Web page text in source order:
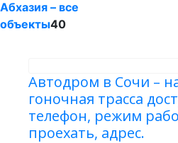
Абхазия – все
объекты40
Автодром в Сочи –
гоночная трасса
телефон, режим
проехать, адрес.